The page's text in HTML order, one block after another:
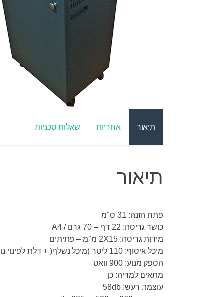
תיאור אחריות שאלות טכניות
תיאור
פתח הזנה: 31 ס"מ
כושר גריסה: 22 דף – 70 גרם / A4
מידות גריסה: 2X15 מ"מ – פתיתים
מיכל איסוף: 110 ליטר )מיכל נשלף( + דלת לפינוי נוח
הספק מנוע: 900 וואט
מתאים למדיה: כן
עוצמת רעש: 58db